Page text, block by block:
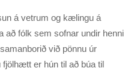
á vetrum og kælingu á
að fólk sem sofnar undir henni
við pönnu úr
er hún til að búa til